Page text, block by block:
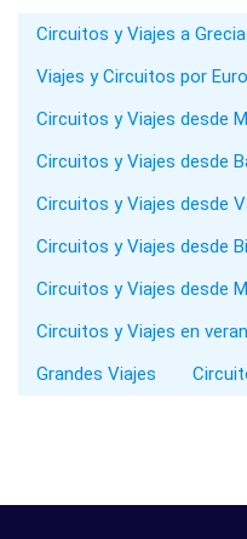
Circuitos y Viajes a Grecia
Viajes y Circuitos por
Circuitos y Viajes desde
Circuitos y Viajes desde
Circuitos y Viajes desde
Circuitos y Viajes desde
Circuitos y Viajes desde
Circuitos y Viajes en
Grandes Viajes